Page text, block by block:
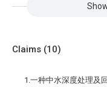
Claims (10)
1.一种中水深度处理及